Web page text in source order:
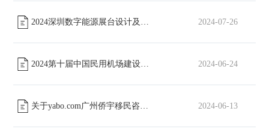
2024深圳数字能源展台设计及搭建招标通知 [已截止]
2024-07-26
2024第十届中国民用机场建设年会展位搭建招标 [已截止]
2024-06-24
关于yabo.com广州侨宇移民咨询服务有限公司形象宣传片采购项目招标公告 2024-06-13